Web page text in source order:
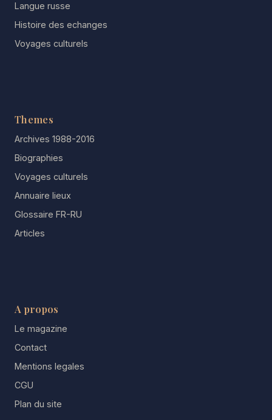
Langue russe
Histoire des echanges
Voyages culturels
Themes
Archives 1988-2016
Biographies
Voyages culturels
Annuaire lieux
Glossaire FR-RU
Articles
A propos
Le magazine
Contact
Mentions legales
CGU
Plan du site